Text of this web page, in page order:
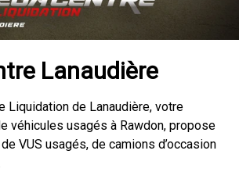
Lanaudière
Liquidation de Lanaudière, votre
véhicules usagés à Rawdon, propose
VUS usagés, de camions d’occasion